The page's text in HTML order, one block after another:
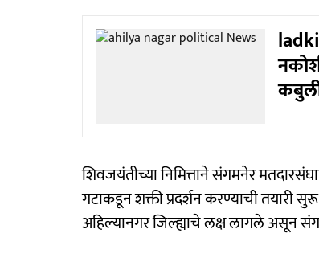
शिवजयंतीच्या निमित्ताने संगमनेर
गटाकडून शक्ती प्रदर्शन करण्याची
अहिल्यानगर जिल्ह्याचे लक्ष लागले असून